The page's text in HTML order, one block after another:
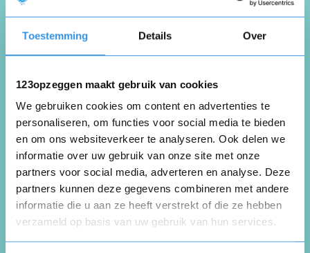
Toestemming Details Over
123opzeggen maakt gebruik van cookies
We gebruiken cookies om content en advertenties te
personaliseren, om functies voor social media te bieden
en om ons websiteverkeer te analyseren. Ook delen we
informatie over uw gebruik van onze site met onze
partners voor social media, adverteren en analyse. Deze
partners kunnen deze gegevens combineren met andere
informatie die u aan ze heeft verstrekt of die ze hebben
verzameld op basis van uw gebruik van hun services.
Beoordeel je ervaring *